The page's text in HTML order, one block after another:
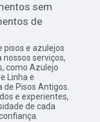
sem
de
pisos e azulejos
nossos serviços,
como Azulejo
Linha e
de Pisos Antigos.
e experientes,
de cada